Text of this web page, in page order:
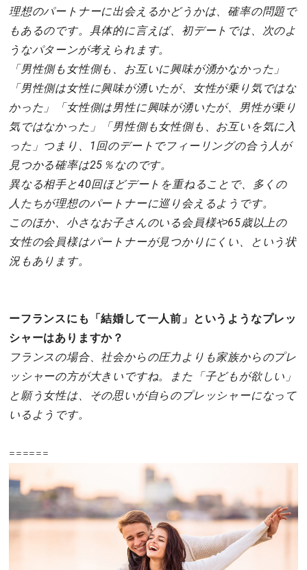
理想のパートナーに出会えるかどうかは、確率の問題で
もあるのです。具体的に言えば、初デートでは、次のよ
うなパターンが考えられます。
「男性側も女性側も、お互いに興味が湧かなかった」
「男性側は女性に興味が湧いたが、女性が乗り気ではな
かった」「女性側は男性に興味が湧いたが、男性が乗り
気ではなかった」「男性側も女性側も、お互いを気に入
った」つまり、1回のデートでフィーリングの合う人が
見つかる確率は25％なのです。
異なる相手と40回ほどデートを重ねることで、多くの
人たちが理想のパートナーに巡り会えるようです。
このほか、小さなお子さんのいる会員様や65歳以上の
女性の会員様はパートナーが見つかりにくい、という状
況もあります。
ーフランスにも「結婚して一人前」というようなプレッ
シャーはありますか？
フランスの場合、社会からの圧力よりも家族からのプレ
ッシャーの方が大きいですね。また「子どもが欲しい」
と願う女性は、その思いが自らのプレッシャーになって
いるようです。
======